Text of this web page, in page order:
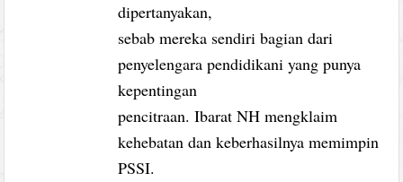
dipertanyakan,
sebab mereka sendiri bagian dari
penyelengara pendidikani yang punya
kepentingan
pencitraan. Ibarat NH mengklaim
kehebatan dan keberhasilnya memimpin
PSSI.